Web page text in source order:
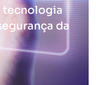
tecnologia
da